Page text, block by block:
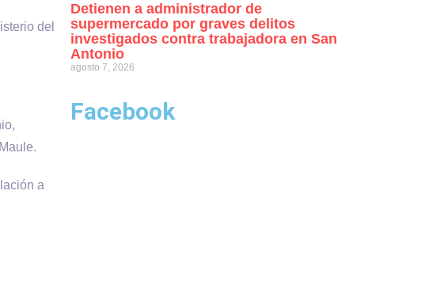
del
a
Detienen a administrador de
supermercado por graves delitos
investigados contra trabajadora en San
Antonio
agosto 7, 2026
Facebook